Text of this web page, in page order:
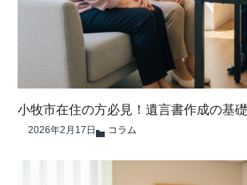
小牧市在住の方必見！遺言書作成の基
2026年2月17日 コラム